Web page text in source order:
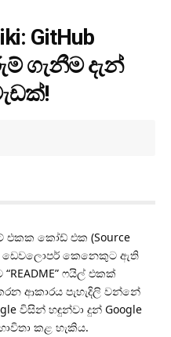
GitHub
ගැනීම දැන්
එකක කෝඩ් එක (Source
ඩෙවලොපර් කෙනෙකුට ඇති
ෆයිල් එකක්
ආකාරය පැහැදිලි වන්නේ
විසින් හඳුන්වා දුන් Google
කළ හැකිය.